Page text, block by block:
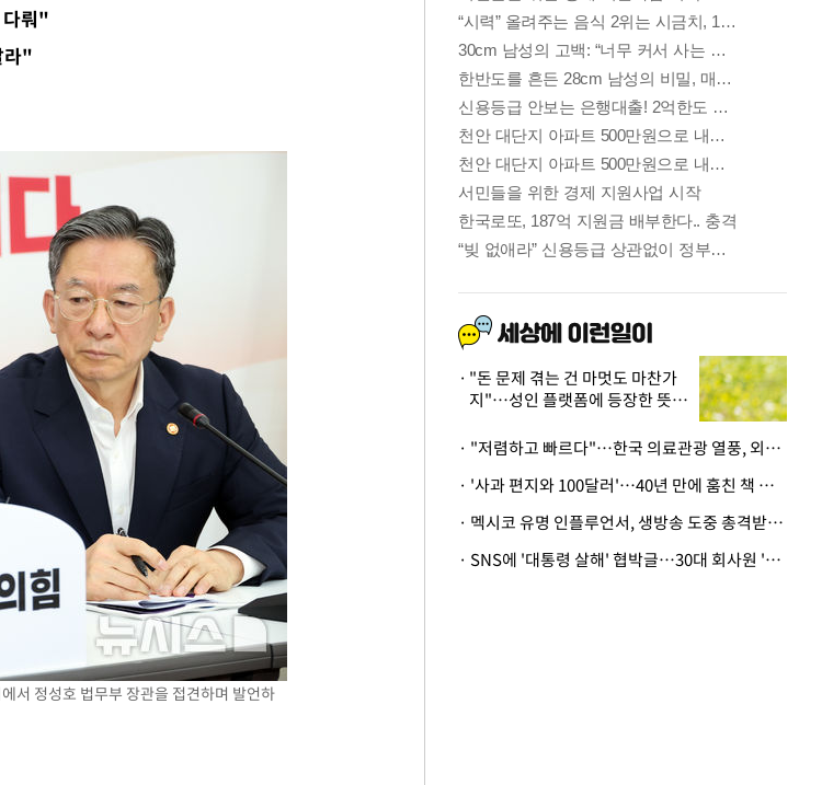
다뤄"
라"
서 정성호 법무부 장관을 접견하며 발언하
"돈 문제 겪는 건 마멋도 마찬가
지"…성인 플랫폼에 등장한 뜻밖
· "저렴하고 빠르다"…한국 의료관광 열풍, 외신도 주목
· '사과 편지와 100달러'…40년 만에 훔친 책 돌려준 美 절도범
· 멕시코 유명 인플루언서, 생방송 도중 총격받아 사망
· SNS에 '대통령 살해' 협박글…30대 회사원 '불구속 송치'